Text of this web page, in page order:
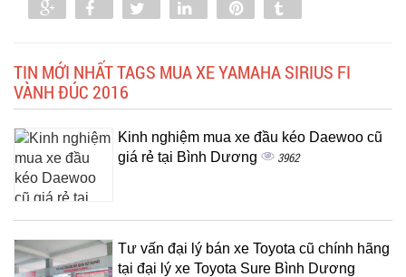
Share Share Tweet Share
TIN MỚI NHẤT TAGS MUA XE YAMAHA SIRIUS FI
VÀNH ĐÚC 2016
Kinh nghiệm mua xe đầu kéo Daewoo cũ
giá rẻ tại Bình Dương
3962
Tư vấn đại lý bán xe Toyota cũ chính hãng
tại đại lý xe Toyota Sure Bình Dương